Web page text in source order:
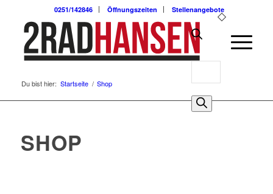
0251/142846 Öffnungszeiten Stellenangebote
0
Du bist hier: Startseite / Shop
SHOP